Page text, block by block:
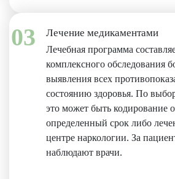
03 Лечение медикаментами
Лечебная программа
комплексного обследования
выявления всех
состоянию здоровья. По
это может быть кодирование
определенный срок либо
центре наркологии. За
наблюдают врачи.